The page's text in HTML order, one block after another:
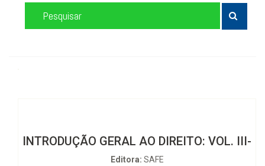
INTRODUÇÃO GERAL AO DIREITO: VOL. III-
Editora: SAFE